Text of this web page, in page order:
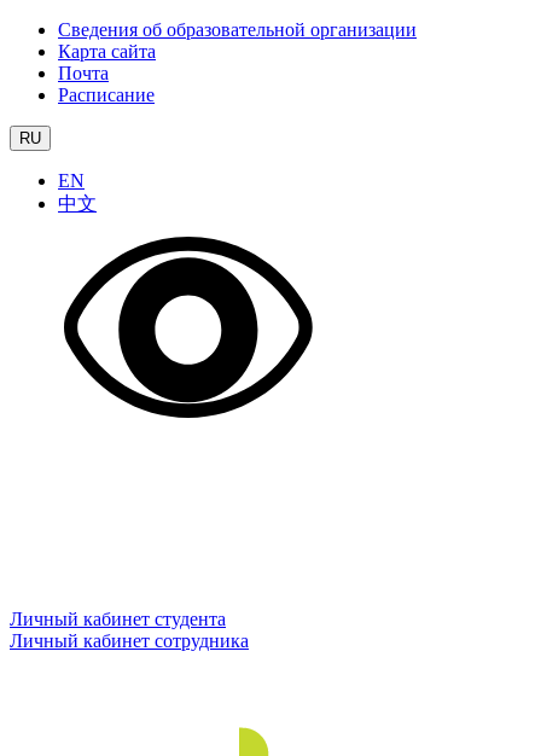
Сведения об образовательной организации
Карта сайта
Почта
Расписание
RU
EN
中文
Личный кабинет студента
Личный кабинет сотрудника